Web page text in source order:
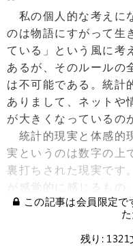
私の個人的な考えに
のは物語にすがって生
ている」という風に考
あるが、そのルールの
は不可能である。統計
ありまして、ネットや
が大きくなっているの
統計的現実と体感的
実というのは数字の上
裏打ちされた現実です
が感覚的に感じるもの。
この記事は会員限定
残り: